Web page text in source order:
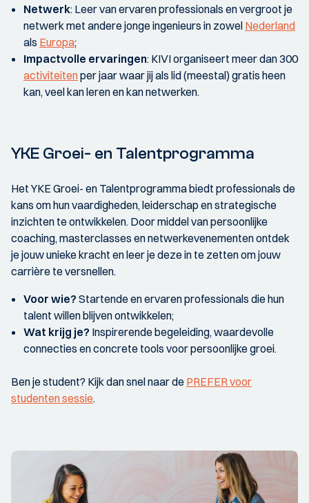
Netwerk: Leer van ervaren professionals en vergroot je
netwerk met andere jonge ingenieurs in zowel Nederland
als Europa;
Impactvolle ervaringen: KIVI organiseert meer dan 300
activiteitenper jaar waar jij als lid (meestal) gratis heen
kan, veel kan leren en kan netwerken.
YKE Groei- en Talentprogramma
Het YKE Groei- en Talentprogramma biedt professionals de
kans om hun vaardigheden, leiderschap en strategische
inzichten te ontwikkelen. Door middel van persoonlijke
coaching, masterclasses en netwerkevenementen ontdek
je jouw unieke kracht en leer je deze in te zetten om jouw
carrière te versnellen.
Voor wie? Startende en ervaren professionals die hun
talent willen blijven ontwikkelen;
Wat krijg je? Inspirerende begeleiding, waardevolle
connecties en concrete tools voor persoonlijke groei.
Ben je student? Kijk dan snel naar de PREFER voor
studenten sessie.